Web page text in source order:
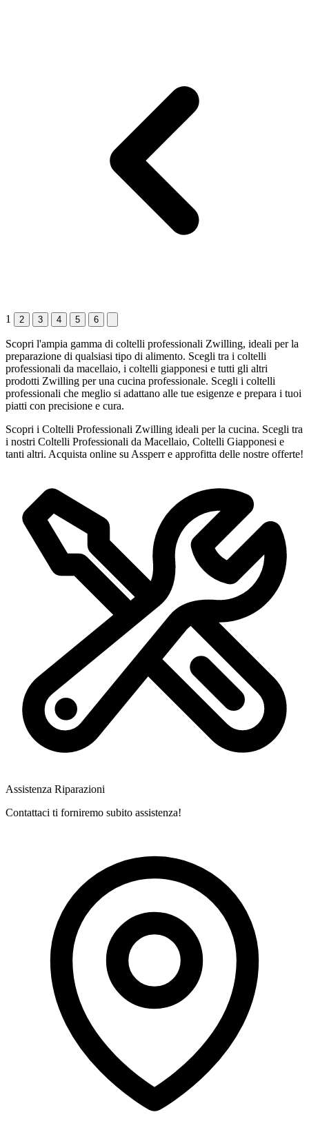
1 2 3 4 5 6
Scopri l'ampia gamma di coltelli professionali Zwilling, ideali per la
preparazione di qualsiasi tipo di alimento. Scegli tra i coltelli
professionali da macellaio, i coltelli giapponesi e tutti gli altri
prodotti Zwilling per una cucina professionale. Scegli i coltelli
professionali che meglio si adattano alle tue esigenze e prepara i tuoi
piatti con precisione e cura.
Scopri i Coltelli Professionali Zwilling ideali per la cucina. Scegli tra
i nostri Coltelli Professionali da Macellaio, Coltelli Giapponesi e
tanti altri. Acquista online su Assperr e approfitta delle nostre offerte!
Assistenza Riparazioni
Contattaci ti forniremo subito assistenza!